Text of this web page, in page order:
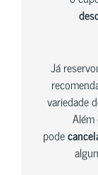
Já
variedade
pode